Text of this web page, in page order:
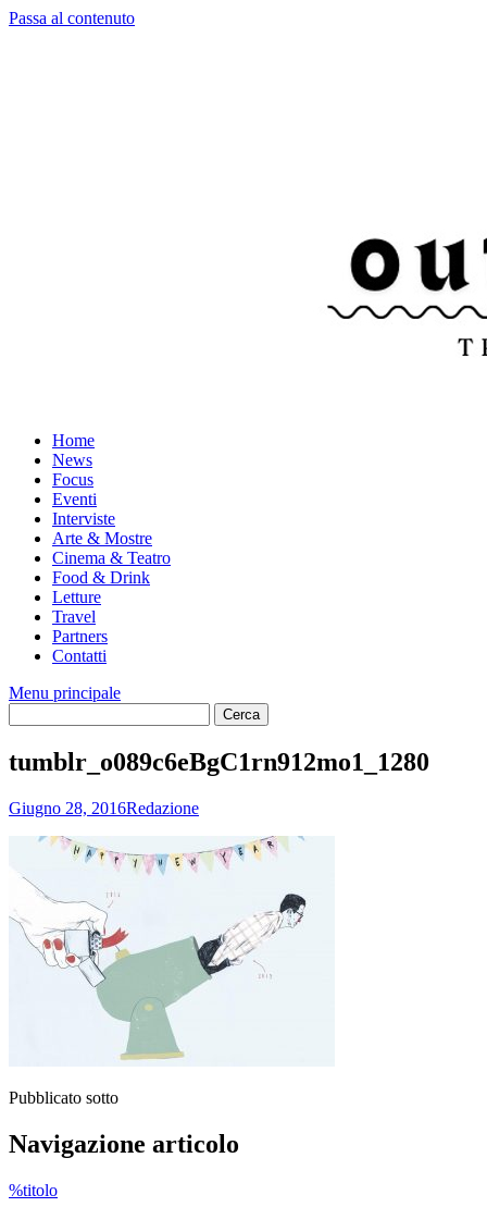
Passa al contenuto
Home
News
Focus
Eventi
Interviste
Arte & Mostre
Cinema & Teatro
Food & Drink
Letture
Travel
Partners
Contatti
Menu principale
tumblr_o089c6eBgC1rn912mo1_1280
Giugno 28, 2016Redazione
Pubblicato sotto
Navigazione articolo
%titolo